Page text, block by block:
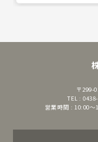
〒299-
TEL :
営業時間 : 10:00